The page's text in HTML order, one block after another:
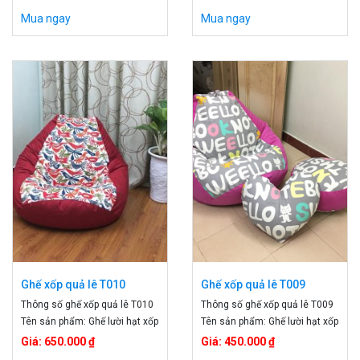
tạo: 2 lớp, có khóa kéo Màu
sắc: đỏ , ghi Kích thước: Size S
90 x 120 giá 650k
Mua ngay
T011 Cấu tạo: 2 lớp, có khóa
kéo Chất liệu: Hạt xốp, vải cao
450k Size M: 80 x 100 cm - giá
550k Size L; 90 x 100 cm - gia
650 k
Mua ngay
Ghế xốp quả lê T010
Thông số ghế xốp quả lê T010
Tên sản phẩm: Ghế lười hạt xốp
Mã sản phẩm T 010 Chất liệu:
Vải kaki và vải nỉ Cấu tạo: 2 lớp,
Giá: 650.000 ₫
Ghế xốp quả lê T009
Thông số ghế xốp quả lê T009
Tên sản phẩm: Ghế lười hạt xốp
Mã sản phẩm: T009 Cấu tạo
sản phẩm: 2 lớp, có khóa kéo
Giá: 450.000 ₫